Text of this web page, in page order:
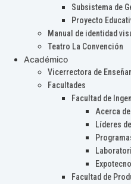
Subsistema de
Proyecto
Manual de identidad
Teatro La Convención
Académico
Vicerrectora de
Facultades
Facultad de
Acerca
Líderes
Facultad de